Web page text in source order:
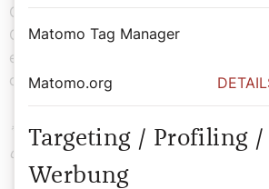
Orden variieren und können auch
Gemeinschaft unterschiedlich
entscheiden sich viele Ordensfrauen
das Tragen eines Habits.
* Datenstand vom 31. 12. 2022, die
den Ordensgemeinschaften
Matomo Tag Manager
Matomo.org
Targeting / Profiling /
Werbung